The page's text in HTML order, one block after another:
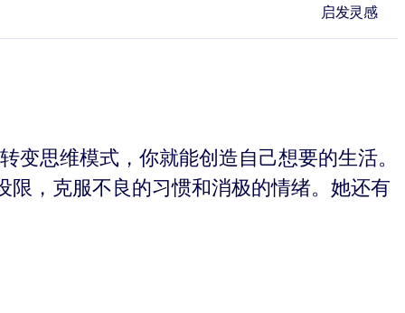
启发灵感
变思维模式，你就能创造自己想要的生活。
，克服不良的习惯和消极的情绪。她还有